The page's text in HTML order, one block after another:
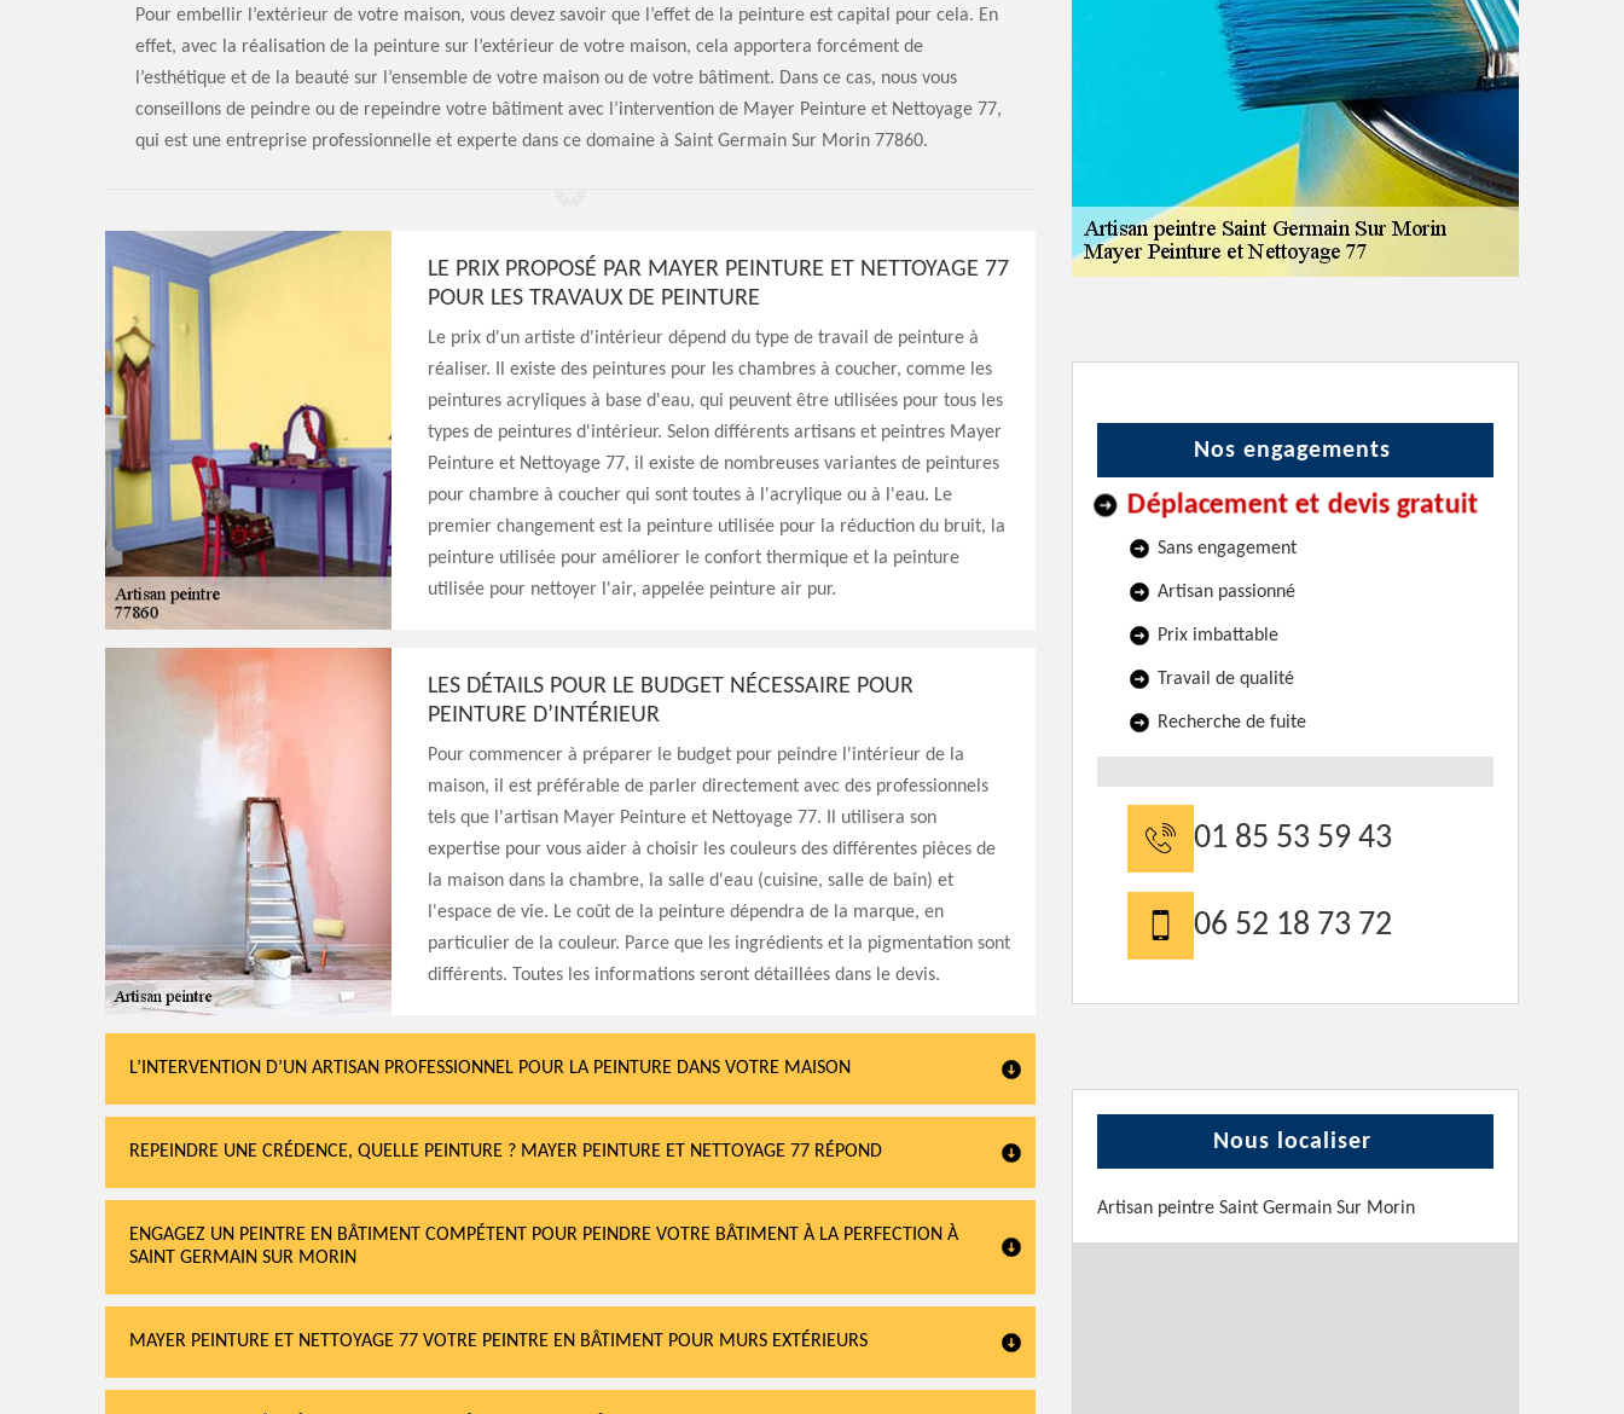
Pour embellir l’extérieur de votre maison, vous devez savoir que l’effet de la peinture est capital pour cela. En
effet, avec la réalisation de la peinture sur l’extérieur de votre maison, cela apportera forcément de
l’esthétique et de la beauté sur l’ensemble de votre maison ou de votre bâtiment. Dans ce cas, nous vous
conseillons de peindre ou de repeindre votre bâtiment avec l’intervention de Mayer Peinture et Nettoyage 77,
qui est une entreprise professionnelle et experte dans ce domaine à Saint Germain Sur Morin 77860.
LE PRIX PROPOSÉ PAR MAYER PEINTURE ET NETTOYAGE 77
POUR LES TRAVAUX DE PEINTURE
Le prix d'un artiste d'intérieur dépend du type de travail de peinture à
réaliser. Il existe des peintures pour les chambres à coucher, comme les
peintures acryliques à base d'eau, qui peuvent être utilisées pour tous les
types de peintures d'intérieur. Selon différents artisans et peintres Mayer
Peinture et Nettoyage 77, il existe de nombreuses variantes de peintures
pour chambre à coucher qui sont toutes à l'acrylique ou à l'eau. Le
premier changement est la peinture utilisée pour la réduction du bruit, la
peinture utilisée pour améliorer le confort thermique et la peinture
utilisée pour nettoyer l'air, appelée peinture air pur.
LES DÉTAILS POUR LE BUDGET NÉCESSAIRE POUR
PEINTURE D’INTÉRIEUR
Pour commencer à préparer le budget pour peindre l'intérieur de la
maison, il est préférable de parler directement avec des professionnels
tels que l'artisan Mayer Peinture et Nettoyage 77. Il utilisera son
expertise pour vous aider à choisir les couleurs des différentes pièces de
la maison dans la chambre, la salle d'eau (cuisine, salle de bain) et
l'espace de vie. Le coût de la peinture dépendra de la marque, en
particulier de la couleur. Parce que les ingrédients et la pigmentation sont
différents. Toutes les informations seront détaillées dans le devis.
L’INTERVENTION D’UN ARTISAN PROFESSIONNEL POUR LA PEINTURE DANS VOTRE MAISON
REPEINDRE UNE CRÉDENCE, QUELLE PEINTURE ? MAYER PEINTURE ET NETTOYAGE 77 RÉPOND
ENGAGEZ UN PEINTRE EN BÂTIMENT COMPÉTENT POUR PEINDRE VOTRE BÂTIMENT À LA PERFECTION À
SAINT GERMAIN SUR MORIN
MAYER PEINTURE ET NETTOYAGE 77 VOTRE PEINTRE EN BÂTIMENT POUR MURS EXTÉRIEURS
Nos engagements
Déplacement et devis gratuit
Sans engagement
Artisan passionné
Prix imbattable
Travail de qualité
Recherche de fuite
01 85 53 59 43
06 52 18 73 72
Nous localiser
Artisan peintre Saint Germain Sur Morin